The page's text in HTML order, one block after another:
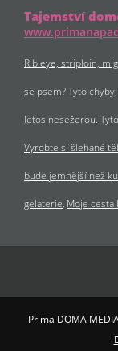
Tajemství
Rib eye, striploin,
se psem? Tyto
letos nesežerou.
Vyrobte si šlehané
bude jemnější než
gelaterie Moje
Prima DOMA